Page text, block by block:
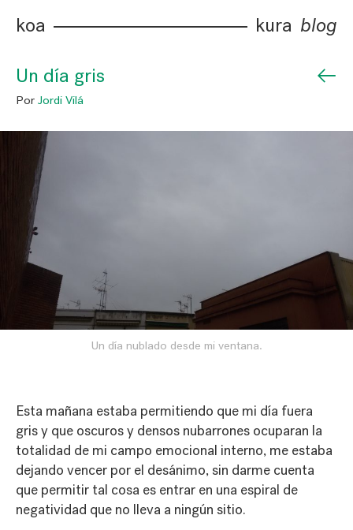
koa kura blog
Un día gris ←
Por Jordi Vilá
Un día nublado desde mi ventana.
Esta mañana estaba permitiendo que mi día fuera
gris y que oscuros y densos nubarrones ocuparan la
totalidad de mi campo emocional interno, me estaba
dejando vencer por el desánimo, sin darme cuenta
que permitir tal cosa es entrar en una espiral de
negatividad que no lleva a ningún sitio.